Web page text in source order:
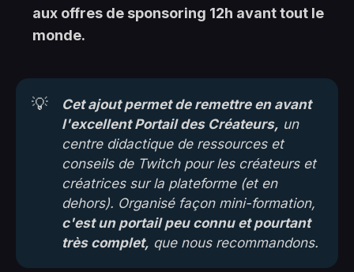
aux offres de sponsoring 12h avant tout le
monde.
💡
Cet ajout permet de remettre en avant
l'excellent Portail des Créateurs, un
centre didactique de ressources et
conseils de Twitch pour les créateurs et
créatrices sur la plateforme (et en
c'est un portail peu connu et pourtant
très complet, que nous recommandons.